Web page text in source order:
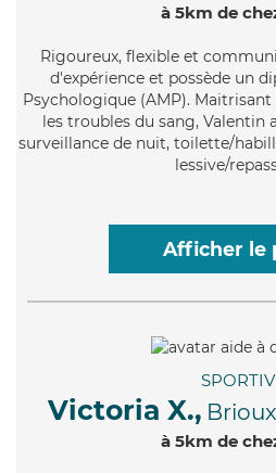
à 5km de
Rigoureux, flexible et
d'expérience et possède un
Psychologique (AMP).
les troubles du sang, Valentin
surveillance de nuit, toilette/
lessive/
Afficher le
Victoria X.,
à 5km de